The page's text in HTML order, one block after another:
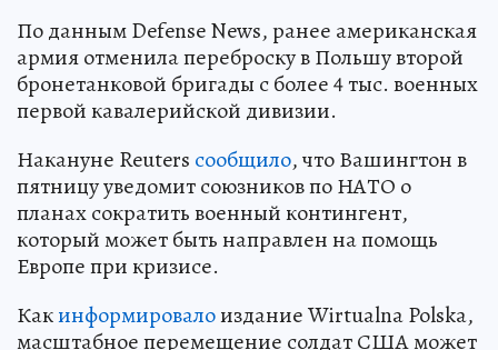
По данным Defense News, ранее американская
армия отменила переброску в Польшу второй
бронетанковой бригады с более 4 тыс. военных
первой кавалерийской дивизии.
Накануне Reuters сообщило, что Вашингтон в
пятницу уведомит союзников по НАТО о
планах сократить военный контингент,
который может быть направлен на помощь
Европе при кризисе.
Какинформировалоиздание Wirtualna Polska,
масштабное перемещение солдат США может